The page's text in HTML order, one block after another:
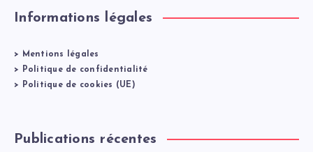
Informations légales
>
Mentions légales
>
Politique de confidentialité
>
Politique de cookies (UE)
Publications récentes